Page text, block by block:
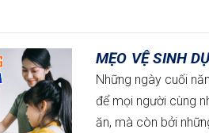
MẸO VỆ SINH
Những ngày cuối
để mọi người cùng
ăn, mà còn bởi